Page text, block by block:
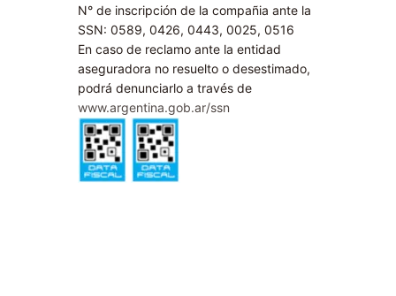
N° de inscripción de la compañia ante la
SSN: 0589, 0426, 0443, 0025, 0516
En caso de reclamo ante la entidad
aseguradora no resuelto o desestimado,
podrá denunciarlo a través de
www.argentina.gob.ar/ssn